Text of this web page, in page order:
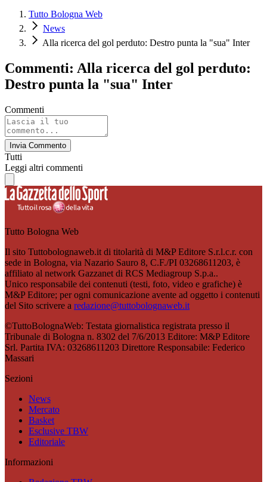
Tutto Bologna Web
News
Alla ricerca del gol perduto: Destro punta la "sua" Inter
Commenti: Alla ricerca del gol perduto:
Destro punta la "sua" Inter
Commenti
Invia Commento
Tutti
Leggi altri commenti
Tutto Bologna Web
Il sito Tuttobolognaweb.it di titolarità di M&P Editore S.r.l.c.r. con
sede in Bologna, via Nazario Sauro 8, C.F./PI 03268611203, è
affiliato al network Gazzanet di RCS Mediagroup S.p.a..
Unico responsabile dei contenuti (testi, foto, video e grafiche) è
M&P Editore; per ogni comunicazione avente ad oggetto i contenuti
del Sito scrivere a redazione@tuttobolognaweb.it
©TuttoBolognaWeb: Testata giornalistica registrata presso il
Tribunale di Bologna n. 8302 del 7/6/2013 Editore: M&P Editore
Srl. Partita IVA: 03268611203 Direttore Responsabile: Federico
Massari
Sezioni
News
Mercato
Basket
Esclusive TBW
Editoriale
Informazioni